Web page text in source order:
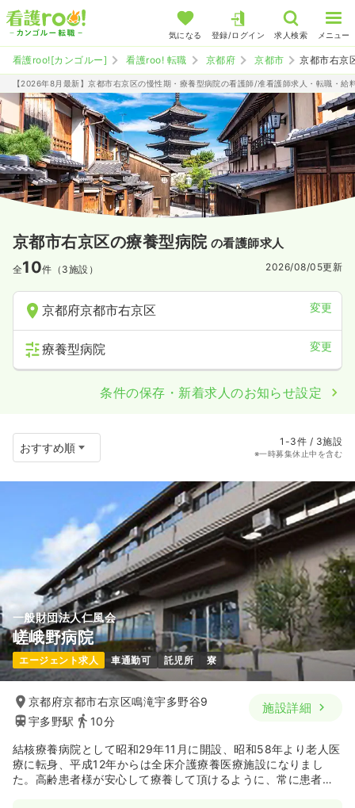
気になる 登録/ログイン 求人検索 メニュー
看護roo![カンゴルー] 看護roo! 転職 京都府 京都市 京都市右京
【2026年8月最新】京都市右京区の慢性期・療養型病院の看護師/准看護師求人・転職・給
京都市右京区の療養型病院 の看護師求人
全10件（3施設） 2026/08/05更新
京都府京都市右京区 変更
療養型病院 変更
条件の保存・新着求人のお知らせ設定
1-3件 / 3施設
※一時募集休止中を含む
一般財団法人仁風会
嵯峨野病院
エージェント求人 車通勤可 託児所 寮
京都府京都市右京区鳴滝宇多野谷9
宇多野駅
10分
施設詳細
結核療養病院として昭和29年11月に開設、昭和58年より老人医
療に転身、平成12年からは全床介護療養医療施設になりまし
た。高齢患者様が安心して療養して頂けるように、常に患者様